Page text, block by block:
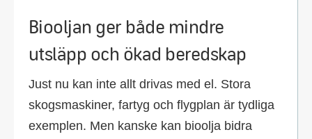
Biooljan ger både mindre
utsläpp och ökad beredskap
Just nu kan inte allt drivas med el. Stora
skogsmaskiner, fartyg och flygplan är tydliga
exemplen. Men kanske kan bioolja bidra